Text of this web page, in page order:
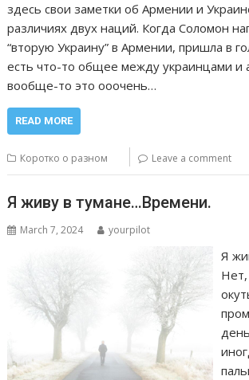
здесь свои заметки об Армении и
различиях двух наций. Когда Соломон
“вторую Украину” в Армении, пришла в
есть что-то общее между украинцами и
вообще-то это ооочень…
READ MORE
Коротко о разном Leave a comment
Я живу в тумане…Времени.
March 7, 2024 yourpilot
Я
Нет,